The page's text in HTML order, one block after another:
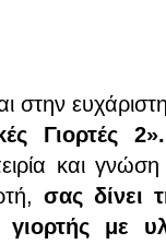
στην
Γιορτές
και γνώση
σας δίνει
με